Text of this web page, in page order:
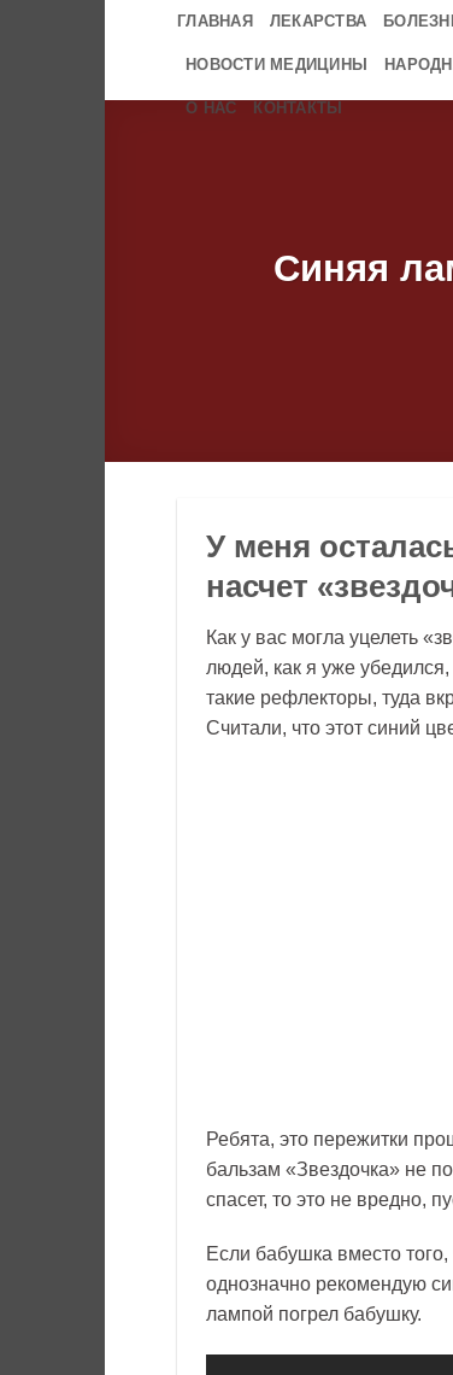
ГЛАВНАЯ ЛЕКАРСТВА
НОВОСТИ МЕДИЦИНЫ
О НАС КОНТАКТЫ
Синяя
У меня
насчет
Как у вас могла уцелеть
людей, как я уже
такие рефлекторы, туда
Считали, что этот синий
Ребята, это пережитки
бальзам «Звездочка» не
спасет, то это не вредно,
Если бабушка вместо
однозначно рекомендую
лампой погрел бабушку.